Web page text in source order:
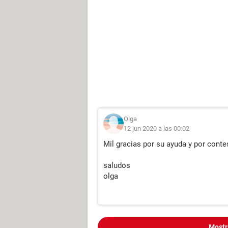
Olga
12 jun 2020 a las 00:02
Mil gracias por su ayuda y por
saludos
olga